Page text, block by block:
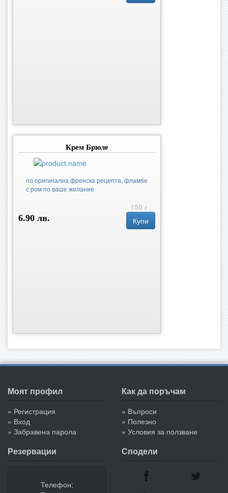
Крем Брюле
по оригинална френска рецепта, фламбе
с ром по ваше желание
150 г
6.90 лв.
Купи
Моят профил
» Регистрация
» Вход
» Забравена парола
Как да поръчам
» Въпроси
» Полезно
» Условия за ползване
Резервации
Телефон:
Сподели